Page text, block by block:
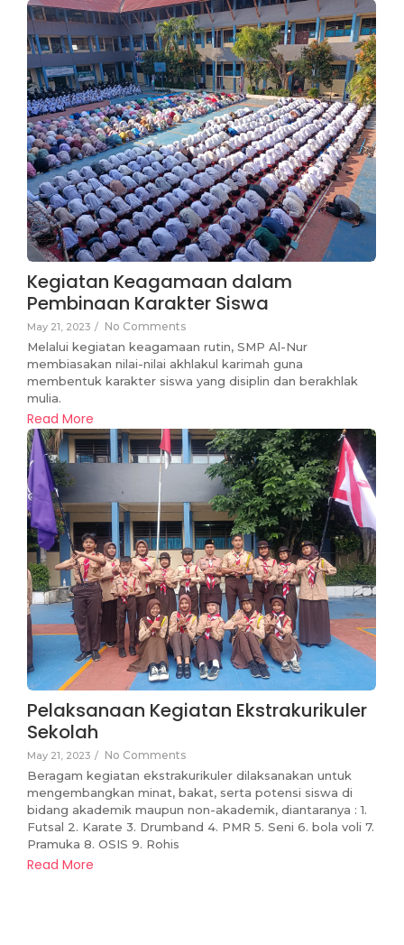
Kegiatan Keagamaan dalam
Pembinaan Karakter Siswa
May 21, 2023 / No Comments
Melalui kegiatan keagamaan rutin, SMP Al-Nur
membiasakan nilai-nilai akhlakul karimah guna
membentuk karakter siswa yang disiplin dan berakhlak
mulia.
Read More
Pelaksanaan Kegiatan Ekstrakurikuler
Sekolah
May 21, 2023 / No Comments
Beragam kegiatan ekstrakurikuler dilaksanakan untuk
mengembangkan minat, bakat, serta potensi siswa di
bidang akademik maupun non-akademik, diantaranya : 1.
Futsal 2. Karate 3. Drumband 4. PMR 5. Seni 6. bola voli 7.
Pramuka 8. OSIS 9. Rohis
Read More